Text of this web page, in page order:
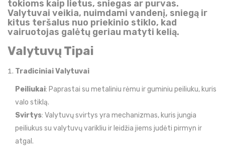
tokioms kaip lietus, sniegas ar purvas.
Valytuvai veikia, nuimdami vandenį, sniegą ir
kitus teršalus nuo priekinio stiklo, kad
vairuotojas galėtų geriau matyti kelią.
Valytuvų Tipai
Tradiciniai Valytuvai
Peiliukai: Paprastai su metaliniu rėmu ir guminiu peiliuku, kuris
valo stiklą.
Svirtys: Valytuvų svirtys yra mechanizmas, kuris jungia
peiliukus su valytuvų varikliu ir leidžia jiems judėti pirmyn ir
atgal.